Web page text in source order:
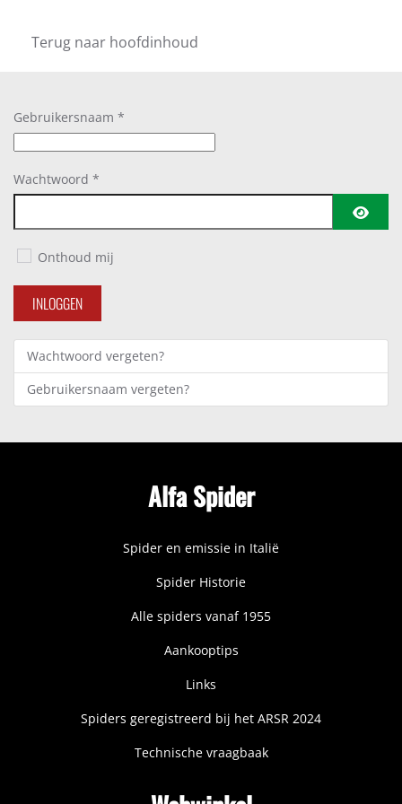
Terug naar hoofdinhoud
Gebruikersnaam *
Wachtwoord *
Onthoud mij
INLOGGEN
Wachtwoord vergeten?
Gebruikersnaam vergeten?
Alfa Spider
Spider en emissie in Italië
Spider Historie
Alle spiders vanaf 1955
Aankooptips
Links
Spiders geregistreerd bij het ARSR 2024
Technische vraagbaak